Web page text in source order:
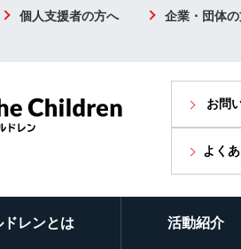
個人支援者の方へ 企業・団体
お問
よく
レンとは 活動紹介